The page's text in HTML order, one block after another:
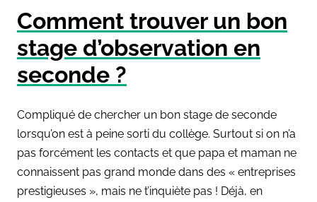
Comment trouver un bon
stage d’observation en
seconde ?
Compliqué de chercher un bon stage de seconde
lorsqu’on est à peine sorti du collège. Surtout si on n’a
pas forcément les contacts et que papa et maman ne
connaissent pas grand monde dans des « entreprises
prestigieuses », mais ne t’inquiète pas ! Déjà, en